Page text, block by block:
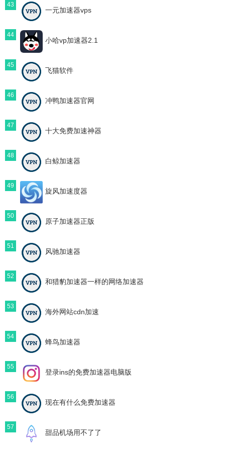
43
一元加速器vps
44
小哈vp加速器2.1
45
飞猫软件
46
冲鸭加速器官网
47
十大免费加速神器
48
白鲸加速器
49
旋风加速度器
50
原子加速器正版
51
风驰加速器
52
和猎豹加速器一样的网络加速器
53
海外网站cdn加速
54
蜂鸟加速器
55
登录ins的免费加速器电脑版
56
现在有什么免费加速器
57
甜品机场用不了了